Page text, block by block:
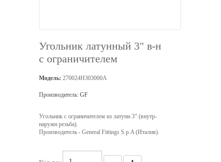
Угольник латунный 3" в-н
с ограничителем
Модель: 270024H303000A
Производитель: GF
Угольник с ограничителем из латуни 3" (внутр-
наружн резьба).
Производитель - General Fittings S.p.A (Италия).